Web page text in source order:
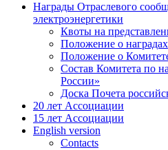
Награды Отраслевого
электроэнергетики
Квоты на
Положение о наградах
Положение о
Состав Комитета по
России»
Доска Почета
20 лет Ассоциации
15 лет Ассоциации
English version
Contacts